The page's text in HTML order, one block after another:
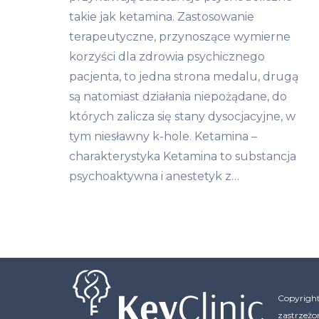
takie jak ketamina. Zastosowanie
terapeutyczne, przynoszące wymierne
korzyści dla zdrowia psychicznego
pacjenta, to jedna strona medalu, drugą
są natomiast działania niepożądane, do
których zalicza się stany dysocjacyjne, w
tym niesławny k-hole. Ketamina –
charakterystyka Ketamina to substancja
psychoaktywna i anestetyk z…